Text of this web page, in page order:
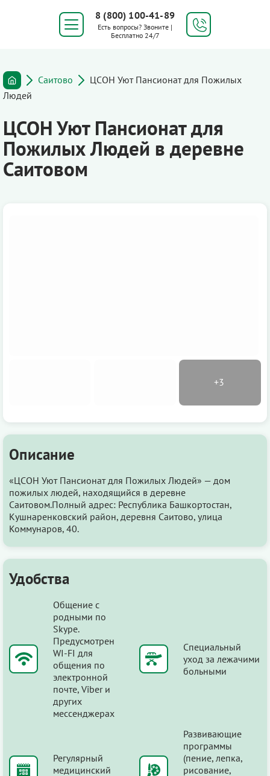
8 (800) 100-41-89
Есть вопросы? Звоните |
Бесплатно 24/7
Саитово
ЦСОН Уют Пансионат для Пожилых
Людей
ЦСОН Уют Пансионат для
Пожилых Людей в деревне
Саитовом
Описание
«ЦСОН Уют Пансионат для Пожилых Людей» — дом
пожилых людей, находящийся в деревне
Саитовом.Полный адрес: Республика Башкортостан,
Кушнаренковский район, деревня Саитово, улица
Коммунаров, 40.
Удобства
Общение с
родными по
Skype.
Предусмотрен
WI-FI для
общения по
электронной
почте, Viber и
других
мессенджерах
Специальный
уход за лежачими
больными
Регулярный
медицинский
Развивающие
программы
(пение, лепка,
рисование,